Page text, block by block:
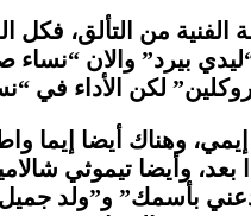
من التألق، فكل
بيرد” والان
وهناك أيضا إيما
بعد، وأيضا تيموثي
بأسمك” و”ولد